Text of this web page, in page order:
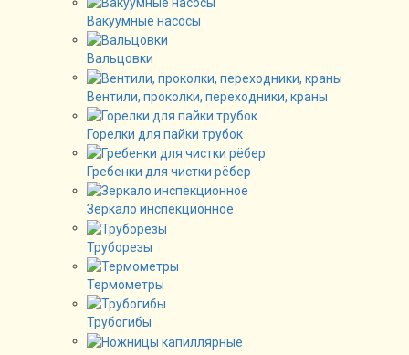
Вакуумные насосы
Вальцовки
Вентили, проколки, переходники, краны
Горелки для пайки трубок
Гребенки для чистки рёбер
Зеркало инспекционное
Труборезы
Термометры
Трубогибы